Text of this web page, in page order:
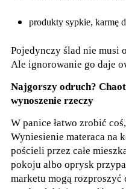
produkty sypkie, karmę
Pojedynczy ślad nie musi
Ale ignorowanie go daje
Najgorszy odruch?
wynoszenie rzeczy
W panice łatwo zrobić
Wyniesienie materaca na
pościeli przez całe
pokoju albo oprysk
marketu mogą rozproszyć